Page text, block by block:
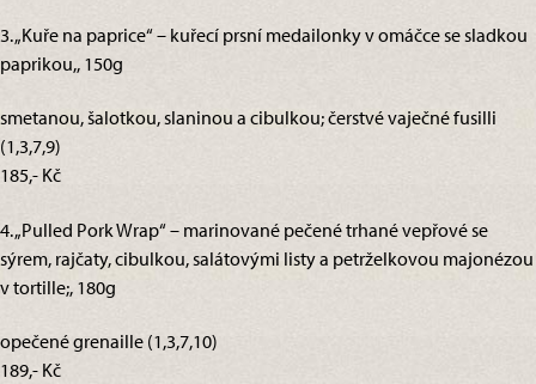
3. „Kuře na paprice“ – kuřecí prsní medailonky v omáčce se sladkou
paprikou,, 150g
smetanou, šalotkou, slaninou a cibulkou; čerstvé vaječné fusilli
(1,3,7,9)
185,- Kč
4. „Pulled Pork Wrap“ – marinované pečené trhané vepřové se
sýrem, rajčaty, cibulkou, salátovými listy a petrželkovou majonézou
v tortille;, 180g
opečené grenaille (1,3,7,10)
189,- Kč